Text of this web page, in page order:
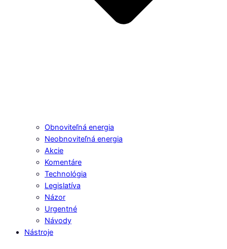
Obnoviteľná energia
Neobnoviteľná energia
Akcie
Komentáre
Technológia
Legislatíva
Názor
Urgentné
Návody
Nástroje